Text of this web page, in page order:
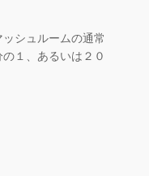
シュルームの通常
１、あるいは２０